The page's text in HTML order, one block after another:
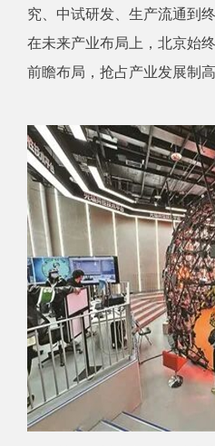
究、中试研发、生产流通到
在未来产业布局上，北京始
前瞻布局，抢占产业发展制高